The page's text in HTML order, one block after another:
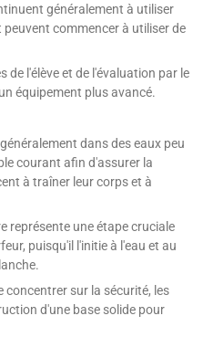
généralement à utiliser
commencer à utiliser de
de l'élève et de l'évaluation par le
équipement plus avancé.
dans des eaux peu
courant afin d'assurer la
à traîner leur corps et à
représente une étape cruciale
puisqu'il l'initie à l'eau et au
sur la sécurité, les
d'une base solide pour